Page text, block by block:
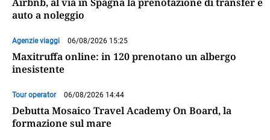
Airbnb, al via in Spagna la prenotazione di transfer e
auto a noleggio
Agenzie viaggi 06/08/2026 15:25
Maxitruffa online: in 120 prenotano un albergo
inesistente
Tour operator 06/08/2026 14:44
Debutta Mosaico Travel Academy On Board, la
formazione sul mare